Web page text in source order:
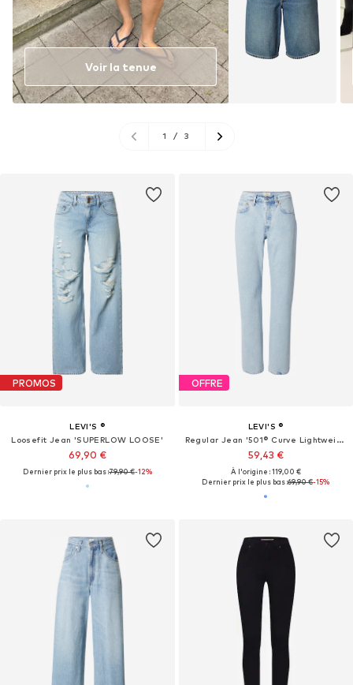
PROMOS
LEVI'S ®
Loosefit Jean 'SUPERLOW LOOSE'
69,90 €
Dernier prix le plus bas :79,90 €-12%
OFFRE
LEVI'S ®
Regular Jean '501® Curve Lightweight Jeans'
59,43 €
À l'origine : 119,00 €
Dernier prix le plus bas :69,90 €-15%
Voir la tenue
1 / 3